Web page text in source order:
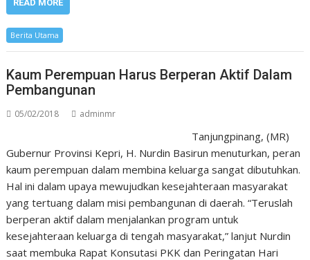
READ MORE
Berita Utama
Kaum Perempuan Harus Berperan Aktif Dalam
Pembangunan
05/02/2018 adminmr
Tanjungpinang, (MR)
Gubernur Provinsi Kepri, H. Nurdin Basirun menuturkan, peran
kaum perempuan dalam membina keluarga sangat dibutuhkan.
Hal ini dalam upaya mewujudkan kesejahteraan masyarakat
yang tertuang dalam misi pembangunan di daerah. “Teruslah
berperan aktif dalam menjalankan program untuk
kesejahteraan keluarga di tengah masyarakat,” lanjut Nurdin
saat membuka Rapat Konsutasi PKK dan Peringatan Hari